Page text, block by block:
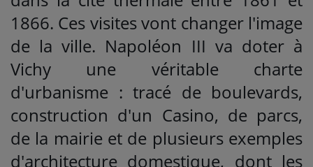
1866. Ces visites vont changer l'image
de la ville. Napoléon III va doter à
Vichy une véritable charte
d'urbanisme : tracé de boulevards,
construction d'un Casino, de parcs,
de la mairie et de plusieurs exemples
d'architecture domestique, dont les